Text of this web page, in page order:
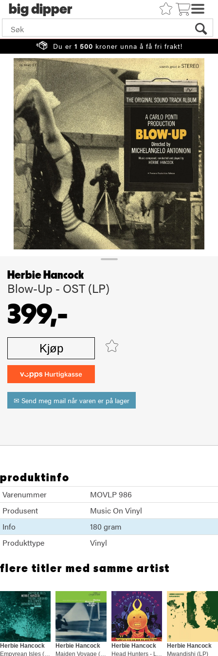
big
Du er 1 500 kroner unna å få fri frakt!
Herbie Hancock
Blow-Up - OST (LP)
399,-
Kjøp
✉ Send meg mail når varen er på lager
produktinfo
Varenummer
MOVLP 986
Produsent
Music On Vinyl
Info
180 gram
Produkttype
Vinyl
flere titler med samme artist
Herbie Hancock
Empyrean Isles (LP)
Herbie Hancock
Maiden Voyage (LP)
Herbie Hancock
Head Hunters - LTD 45rpm (2LP)
Herbie Hancock
Mwandishi (LP)